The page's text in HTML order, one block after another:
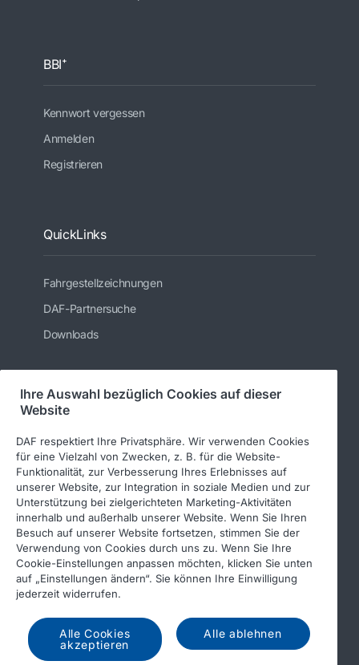
BBI⁺
Kennwort vergessen
Anmelden
Registrieren
QuickLinks
Fahrgestellzeichnungen
DAF-Partnersuche
Downloads
Folgen Sie uns
© 2026 DAF
Rechtlicher Hinweis
Datenschutzerklärung
DAF und Cookies
Verhaltenskodex
Ihre Auswahl bezüglich Cookies auf dieser
Website
DAF respektiert Ihre Privatsphäre. Wir verwenden Cookies
für eine Vielzahl von Zwecken, z. B. für die Website-
Funktionalität, zur Verbesserung Ihres Erlebnisses auf
unserer Website, zur Integration in soziale Medien und zur
Unterstützung bei zielgerichteten Marketing-Aktivitäten
innerhalb und außerhalb unserer Website. Wenn Sie Ihren
Besuch auf unserer Website fortsetzen, stimmen Sie der
Verwendung von Cookies durch uns zu. Wenn Sie Ihre
Cookie-Einstellungen anpassen möchten, klicken Sie unten
auf „Einstellungen ändern“. Sie können Ihre Einwilligung
jederzeit widerrufen.
Alle Cookies
akzeptieren
Alle ablehnen